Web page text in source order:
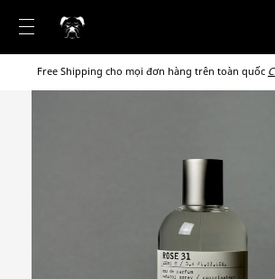
Free Shipping cho mọi đơn hàng trên toàn quốc